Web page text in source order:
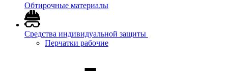
Обтирочные материалы
Средства индивидуальной защиты
Перчатки рабочие